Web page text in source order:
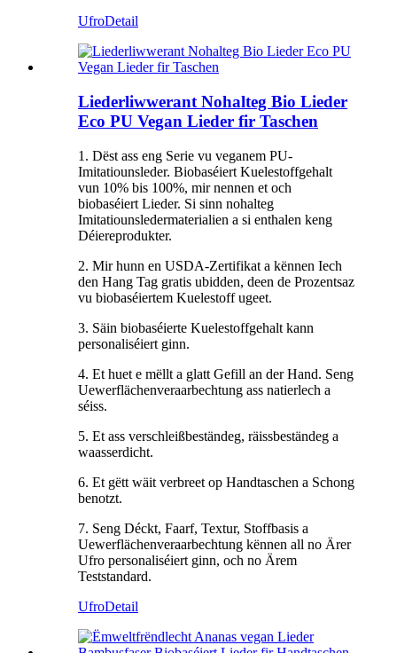
UfroDetail
Liederliwwerant Nohalteg Bio Lieder
Eco PU Vegan Lieder fir Taschen
1. Dëst ass eng Serie vu veganem PU-
Imitatiounsleder. Biobaséiert Kuelestoffgehalt
vun 10% bis 100%, mir nennen et och
biobaséiert Lieder. Si sinn nohalteg
Imitatiounsledermaterialien a si enthalen keng
Déiereprodukter.
2. Mir hunn en USDA-Zertifikat a kënnen Iech
den Hang Tag gratis ubidden, deen de Prozentsaz
vu biobaséiertem Kuelestoff ugeet.
3. Säin biobaséierte Kuelestoffgehalt kann
personaliséiert ginn.
4. Et huet e mëllt a glatt Gefill an der Hand. Seng
Uewerflächenveraarbechtung ass natierlech a
séiss.
5. Et ass verschleißbeständeg, räissbeständeg a
waasserdicht.
6. Et gëtt wäit verbreet op Handtaschen a Schong
benotzt.
7. Seng Déckt, Faarf, Textur, Stoffbasis a
Uewerflächenveraarbechtung kënnen all no Ärer
Ufro personaliséiert ginn, och no Ärem
Teststandard.
UfroDetail